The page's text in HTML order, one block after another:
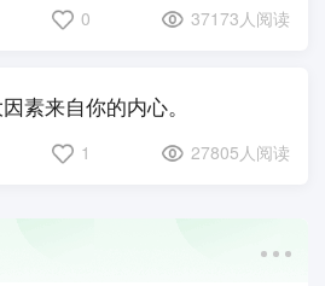
0 37173人阅读
素来自你的内心。
1 27805人阅读